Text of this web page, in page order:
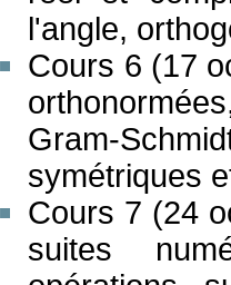
l'angle,
Cours 6 (17
Gram-
symétriques
Cours 7 (24
suites